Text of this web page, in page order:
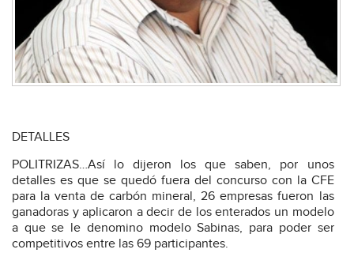
DETALLES
POLITRIZAS…Así lo dijeron los que saben, por unos
detalles es que se quedó fuera del concurso con la CFE
para la venta de carbón mineral, 26 empresas fueron las
ganadoras y aplicaron a decir de los enterados un modelo
a que se le denomino modelo Sabinas, para poder ser
competitivos entre las 69 participantes.